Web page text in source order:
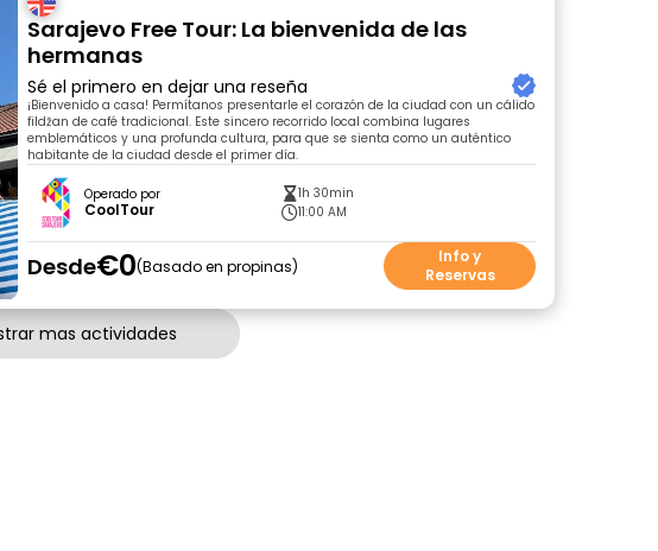
Sarajevo Free Tour: La bienvenida de las
hermanas
Sé el primero en dejar una reseña
¡Bienvenido a casa! Permítanos presentarle el corazón de la ciudad con un cálido
fildžan de café tradicional. Este sincero recorrido local combina lugares
emblemáticos y una profunda cultura, para que se sienta como un auténtico
habitante de la ciudad desde el primer día.
Operado por
CoolTour
1h 30min
11:00 AM
Desde€0 Basado en propinas
Info y
Reservas
mas actividades